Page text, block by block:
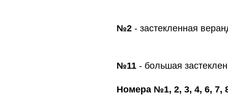
№2 - застекленная
№11 - большая
Номера №1, 2, 3, 4, 6, 7,